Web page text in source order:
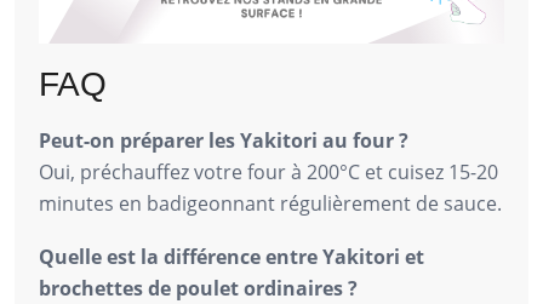
FAQ
Peut-on préparer les Yakitori au four ?
Oui, préchauffez votre four à 200°C et cuisez 15-20
minutes en badigeonnant régulièrement de sauce.
Quelle est la différence entre Yakitori et
brochettes de poulet ordinaires ?